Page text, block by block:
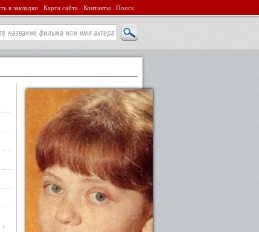
в закладки Карта сайта Контакты Поиск
·